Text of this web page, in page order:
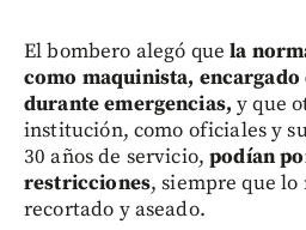
El bombero alegó que la
como maquinista,
durante emergencias,y que
institución, como oficiales y
30 años de servicio,podían
restricciones, siempre que
recortado y aseado.